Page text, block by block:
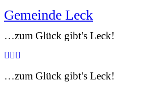
Zum
springen
Gemeinde Leck
…zum Glück gibt's Leck!
…zum Glück gibt's Leck!